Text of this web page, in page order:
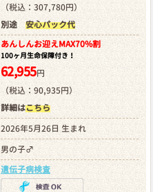
（税込：307,780円）
別途 安心パック代
あんしんお迎えMAX70%割
100ヶ月生命保障付き！
62,955円
（税込：90,935円）
詳細はこちら
2026年5月26日 生まれ
男の子♂
遺伝子病検査